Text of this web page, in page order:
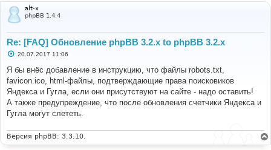
alt-x
phpBB 1.4.4
Re: [FAQ] Обновление phpBB 3.2.x to phpBB 3.2.x
С
о
б
щ
е
н
и
е
20.07.2017 11:06
Я бы внёс добавление в инструкцию, что файлы robots.txt,
favicon.ico, html-файлы, подтверждающие права поисковиков
Яндекса и Гугла, если они присутствуют на сайте - надо оставить!
А также предупреждение, что после обновления счетчики Яндекса и
Гугла могут слететь.
Версия phpBB: 3.3.10.